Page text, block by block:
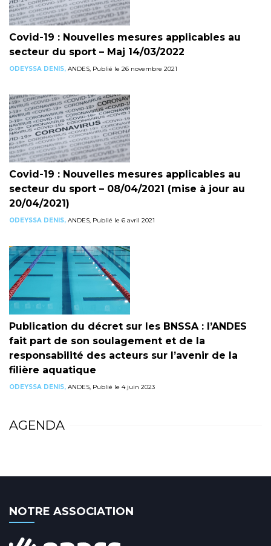
Covid-19 : Nouvelles mesures applicables au
secteur du sport – Maj 14/03/2022
ODEYSSA DENIS, ANDES, Publié le 26 novembre 2021
Covid-19 : Nouvelles mesures applicables au
secteur du sport – 08/04/2021 (mise à jour au
20/04/2021)
ODEYSSA DENIS, ANDES, Publié le 6 avril 2021
Publication du décret sur les BNSSA : l’ANDES
fait part de son soulagement et de la
responsabilité des acteurs sur l’avenir de la
filière aquatique
ODEYSSA DENIS, ANDES, Publié le 4 juin 2023
AGENDA
NOTRE ASSOCIATION